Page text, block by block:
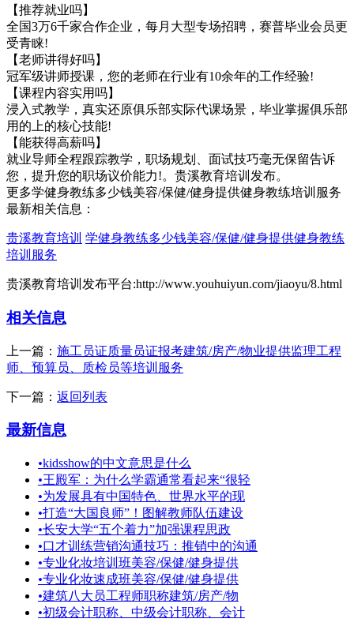
【推荐就业吗】
全国3万6千家合作企业，每月大型专场招聘，赛普毕业会员更
受青睐!
【老师讲得好吗】
冠军级讲师授课，您的老师在行业有10余年的工作经验!
【课程内容实用吗】
浸入式教学，真实还原俱乐部实际代课场景，毕业掌握俱乐部
用的上的核心技能!
【能获得高薪吗】
就业导师全程跟踪教学，职场规划、面试技巧毫无保留告诉
您，提升您的职场议价能力!。贵溪教育培训发布。
更多学健身教练多少钱美容/保健/健身提供健身教练培训服务
最新相关信息：
贵溪教育培训 学健身教练多少钱美容/保健/健身提供健身教练
培训服务
贵溪教育培训发布平台:http://www.youhuiyun.com/jiaoyu/8.html
相关信息
上一篇： 施工员证质量员证报考建筑/房产/物业提供监理工程
师、预算员、质检员等培训服务
下一篇： 返回列表
最新信息
•kidsshow的中文意思是什么
•王殿军：为什么学霸通常看起来“很轻
•为发展具有中国特色、世界水平的现
•打造“大国良师”！图解教师队伍建设
•长安大学“五个着力”加强课程思政
•口才训练营销沟通技巧：推销中的沟通
•专业化妆培训班美容/保健/健身提供
•专业化妆速成班美容/保健/健身提供
•建筑八大员工程师职称建筑/房产/物
•初级会计职称、中级会计职称、会计